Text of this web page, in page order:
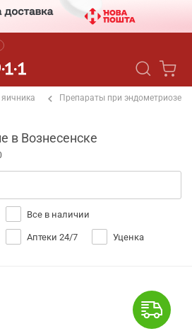
Препараты при эндометриозе
в Вознесенске
Все в наличии
Аптеки 24/7 Уценка